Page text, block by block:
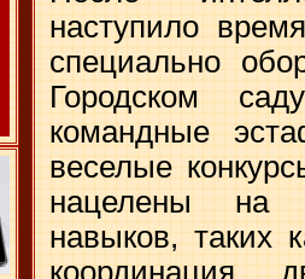
наступило
специально
Городском
командные
веселые
нацелены на
навыков, таких
координация